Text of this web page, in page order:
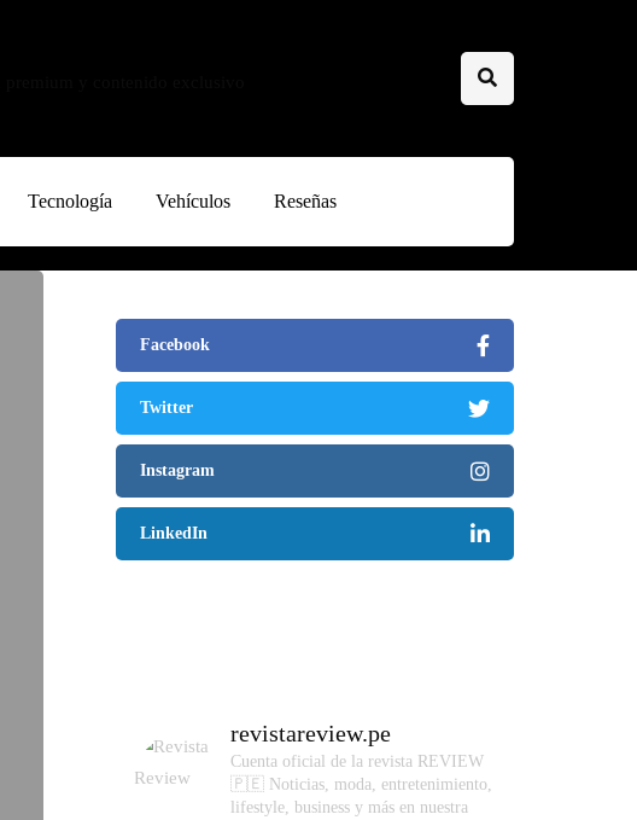
Tecnología Vehículos Reseñas
Facebook
Twitter
Instagram
LinkedIn
revistareview.pe
Cuenta oficial de la revista REVIEW
🇵🇪 Noticias, moda, entretenimiento,
lifestyle, business y más en nuestra